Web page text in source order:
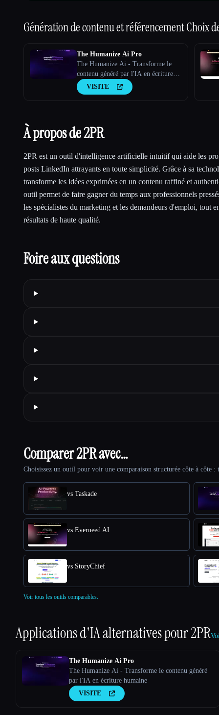
Génération de contenu et référencementChoix
The Humanize Ai Pro
The Humanize Ai - Transforme le
contenu généré par l'IA en écriture
humaine
VISITE
À propos de 2PR
2PR est un outil d'intelligence artificielle intuitif qui aide les
posts LinkedIn attrayants en toute simplicité. Grâce à sa
transforme les idées exprimées en un contenu raffiné et
outil permet de faire gagner du temps aux professionnels
les spécialistes du marketing et les demandeurs d'emploi, tout
résultats de haute qualité.
Foire aux questions
Comparer 2PR avec…
Choisissez un outil pour voir une comparaison structurée côte à côte
vs Taskade
vs Everneed AI
vs StoryChief
Voir tous les outils comparables.
Applications d'IA alternatives pour2PR
The Humanize Ai Pro
The Humanize Ai - Transforme le contenu généré
par l'IA en écriture humaine
VISITE